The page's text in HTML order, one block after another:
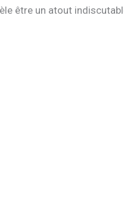
être un atout